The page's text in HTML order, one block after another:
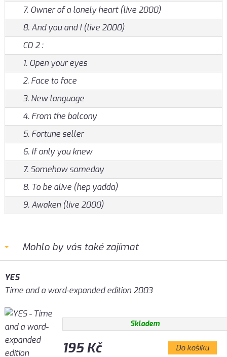
7. Owner of a lonely heart (live 2000)
8. And you and I (live 2000)
CD 2 :
1. Open your eyes
2. Face to face
3. New language
4. From the balcony
5. Fortune seller
6. If only you knew
7. Somehow someday
8. To be alive (hep yadda)
9. Awaken (live 2000)
Mohlo by vás také zajímat
YES
Time and a word-expanded edition 2003
Skladem
195 Kč Do košíku